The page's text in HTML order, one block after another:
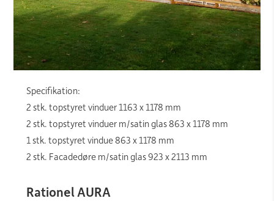
Specifikation:
2 stk. topstyret vinduer 1163 x 1178 mm
2 stk. topstyret vinduer m/satin glas 863 x 1178 mm
1 stk. topstyret vindue 863 x 1178 mm
2 stk. Facadedøre m/satin glas 923 x 2113 mm
Rationel AURA